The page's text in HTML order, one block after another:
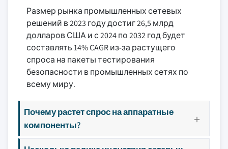
Размер рынка промышленных сетевых
решений в 2023 году достиг 26,5 млрд
долларов США и с 2024 по 2032 год будет
составлять 14% CAGR из-за растущего
спроса на пакеты тестирования
безопасности в промышленных сетях по
всему миру.
Почему растет спрос на аппаратные
компоненты?